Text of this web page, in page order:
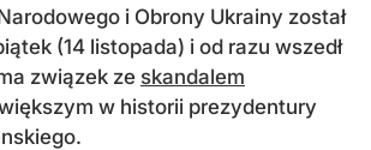
i Obrony Ukrainy został
(14 listopada) i od razu wszedł
związek ze skandalem
w historii prezydentury